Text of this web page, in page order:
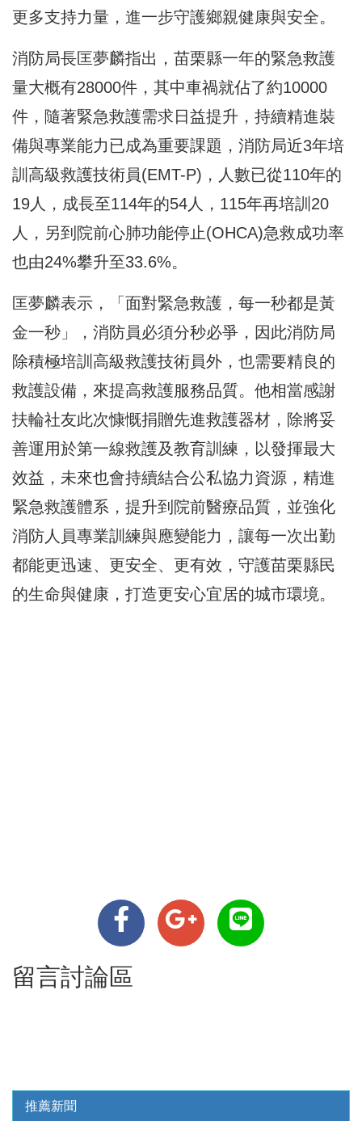
更多支持力量，進一步守護鄉親健康與安全。
消防局長匡夢麟指出，苗栗縣一年的緊急救護
量大概有28000件，其中車禍就佔了約10000
件，隨著緊急救護需求日益提升，持續精進裝
備與專業能力已成為重要課題，消防局近3年培
訓高級救護技術員(EMT-P)，人數已從110年的
19人，成長至114年的54人，115年再培訓20
人，另到院前心肺功能停止(OHCA)急救成功率
也由24%攀升至33.6%。
匡夢麟表示，「面對緊急救護，每一秒都是黃
金一秒」，消防員必須分秒必爭，因此消防局
除積極培訓高級救護技術員外，也需要精良的
救護設備，來提高救護服務品質。他相當感謝
扶輪社友此次慷慨捐贈先進救護器材，除將妥
善運用於第一線救護及教育訓練，以發揮最大
效益，未來也會持續結合公私協力資源，精進
緊急救護體系，提升到院前醫療品質，並強化
消防人員專業訓練與應變能力，讓每一次出勤
都能更迅速、更安全、更有效，守護苗栗縣民
的生命與健康，打造更安心宜居的城市環境。
留言討論區
推薦新聞